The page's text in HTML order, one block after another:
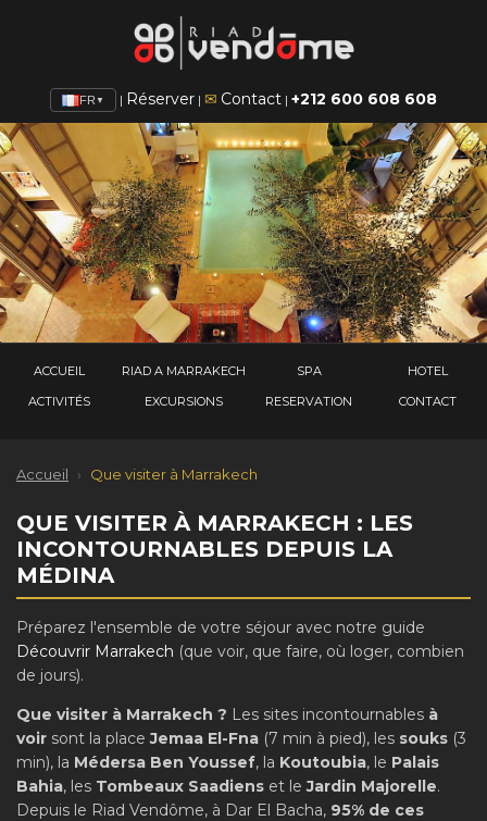
FR ▼ | Réserver | ✉ Contact | +212 600 608 608
ACCUEIL RIAD A MARRAKECH SPA
HOTEL
ACTIVITÉS
EXCURSIONS RESERVATION CONTACT
Accueil › Que visiter à Marrakech
QUE VISITER À MARRAKECH : LES
INCONTOURNABLES DEPUIS LA
MÉDINA
Préparez l'ensemble de votre séjour avec notre guide
Découvrir Marrakech (que voir, que faire, où loger, combien
de jours).
Que visiter à Marrakech ? Les sites incontournables à
voir sont la placeJemaa El-Fna (7 min à pied), les souks (3
min), la Médersa Ben Youssef, la Koutoubia, le Palais
Bahia, les Tombeaux Saadiens et leJardin Majorelle.
Depuis le Riad Vendôme, à Dar El Bacha, 95% de ces